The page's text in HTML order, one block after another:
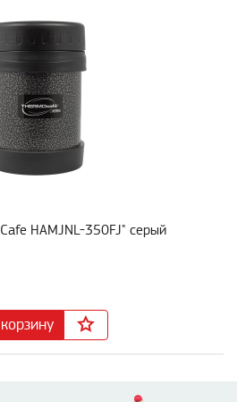
HAMJNL-350FJ" серый